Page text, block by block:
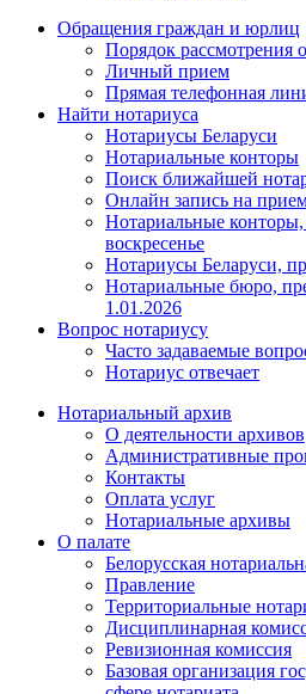
Обращения граждан и юрлиц
Порядок рассмотрения
Личный прием
Прямая телефонная
Найти нотариуса
Нотариусы Беларуси
Нотариальные конторы
Поиск ближайшей
Онлайн запись на
Нотариальные
воскресенье
Нотариусы Беларуси,
Нотариальные бюро,
1.01.2026
Вопрос нотариусу
Часто задаваемые
Нотариус отвечает
Нотариальный архив
О деятельности архивов
Административные
Контакты
Оплата услуг
Нотариальные архивы
О палате
Белорусская
Правление
Территориальные
Дисциплинарная
Ревизионная комиссия
Базовая организация